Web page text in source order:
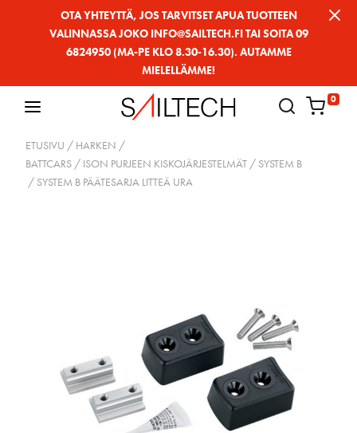
OTA YHTEYTTÄ, JOS TARVITSET APUA TUOTTEEN
VALINNASSA JOKO INFO@SAILTECH.FI TAI SOITA 09
6824950 (MA-PE KLO 8.30-16.30). AUTAMME
MIELELLÄMME!
0
ETUSIVU / HARKEN /
BATTCARS / ISON PURJEEN KISKOJÄRJESTELMÄT / SYSTEM B
/ SYSTEM B PÄÄTESARJA LITTEÄ URA